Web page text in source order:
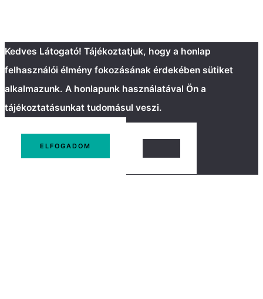
Kedves Látogató! Tájékoztatjuk, hogy a honlap
felhasználói élmény fokozásának érdekében sütiket
alkalmazunk. A honlapunk használatával Ön a
tájékoztatásunkat tudomásul veszi.
ELFOGADOM